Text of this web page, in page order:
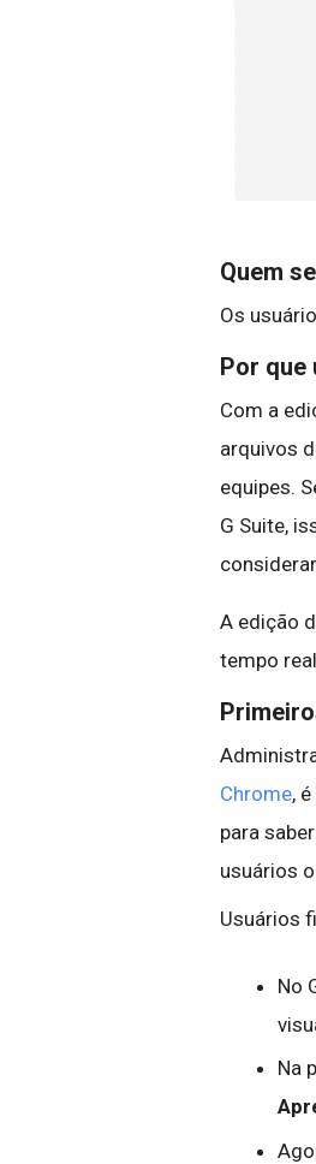
Quem
Os
Por que
Com a
arquivos
equipes.
G Suite,
A edição
tempo
Chrome,
para
usuários
Usuários
No
Na